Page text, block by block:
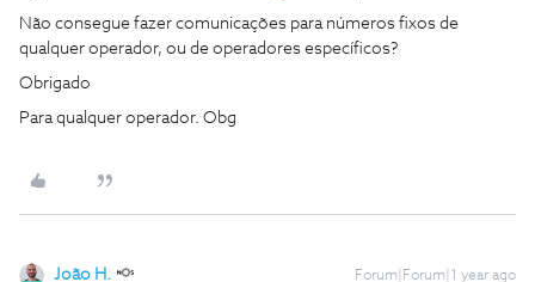
Não consegue fazer comunicações para números fixos de
qualquer operador, ou de operadores específicos?
Obrigado
Para qualquer operador. Obg
João H. Forum|Forum|1 year ago